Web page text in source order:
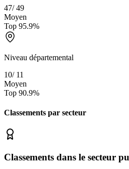
47/49
Moyen
Top 95.9%
Niveau départemental
10/ 11
Moyen
Top 90.9%
Classements par secteur
Classements dans le secteur